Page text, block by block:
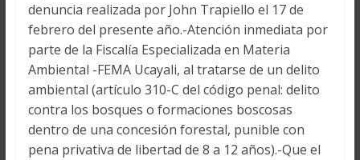
denuncia realizada por John Trapiello el 17 de
febrero del presente año.-Atención inmediata por
parte de la Fiscalía Especializada en Materia
Ambiental -FEMA Ucayali, al tratarse de un delito
ambiental (artículo 310-C del código penal: delito
contra los bosques o formaciones boscosas
dentro de una concesión forestal, punible con
pena privativa de libertad de 8 a 12 años).-Que el